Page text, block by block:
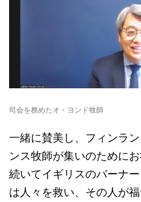
司会を務めたオ・ヨンド牧師
一緒に賛美し、フィンラ
ンス牧師が集いのためにお
続いてイギリスのバーナー
は人々を救い、その人が